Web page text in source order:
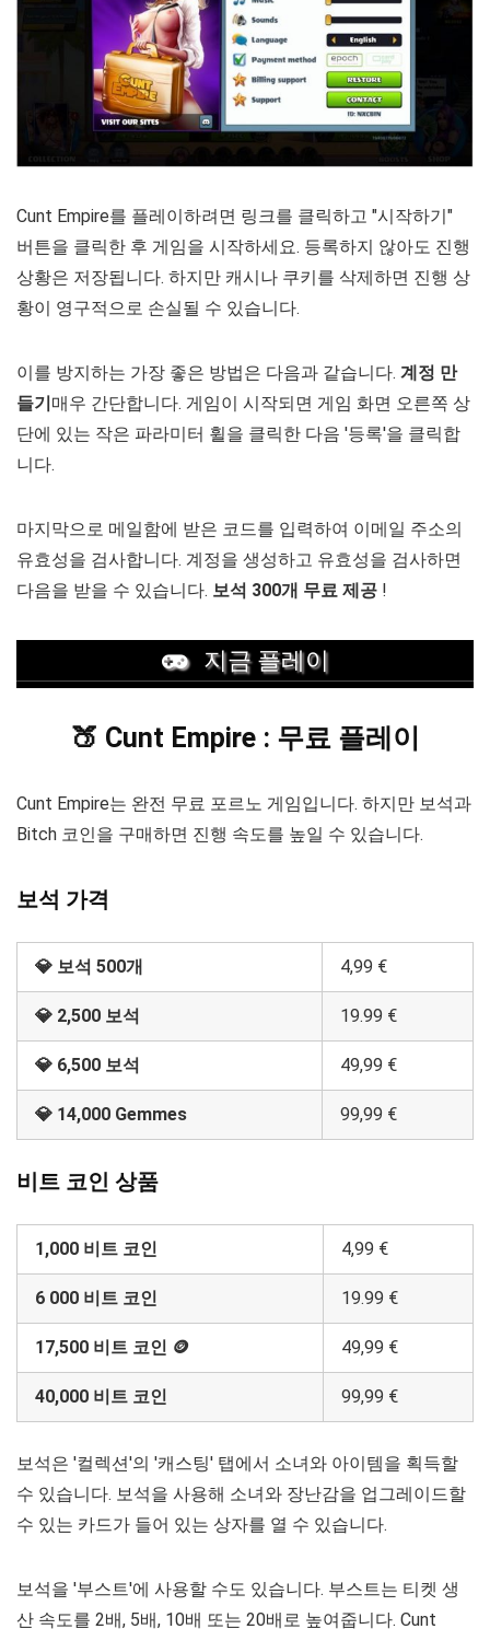
Cunt Empire를 플레이하려면 링크를 클릭하고 "시작하기"
버튼을 클릭한 후 게임을 시작하세요. 등록하지 않아도 진행
상황은 저장됩니다. 하지만 캐시나 쿠키를 삭제하면 진행 상
황이 영구적으로 손실될 수 있습니다.
이를 방지하는 가장 좋은 방법은 다음과 같습니다. 계정 만
들기매우 간단합니다. 게임이 시작되면 게임 화면 오른쪽 상
단에 있는 작은 파라미터 휠을 클릭한 다음 '등록'을 클릭합
니다.
마지막으로 메일함에 받은 코드를 입력하여 이메일 주소의
유효성을 검사합니다. 계정을 생성하고 유효성을 검사하면
다음을 받을 수 있습니다. 보석 300개 무료 제공 !
지금 플레이
🍑 Cunt Empire : 무료 플레이
Cunt Empire는 완전 무료 포르노 게임입니다. 하지만 보석과
Bitch 코인을 구매하면 진행 속도를 높일 수 있습니다.
보석 가격
💎 보석 500개 4,99 €
💎 2,500 보석 19.99 €
💎 6,500 보석 49,99 €
💎 14,000 Gemmes 99,99 €
비트 코인 상품
1,000 비트 코인 4,99 €
6 000 비트 코인 19.99 €
17,500 비트 코인 🪙 49,99 €
40,000 비트 코인 99,99 €
보석은 '컬렉션'의 '캐스팅' 탭에서 소녀와 아이템을 획득할
수 있습니다. 보석을 사용해 소녀와 장난감을 업그레이드할
수 있는 카드가 들어 있는 상자를 열 수 있습니다.
보석을 '부스트'에 사용할 수도 있습니다. 부스트는 티켓 생
산 속도를 2배, 5배, 10배 또는 20배로 높여줍니다. Cunt